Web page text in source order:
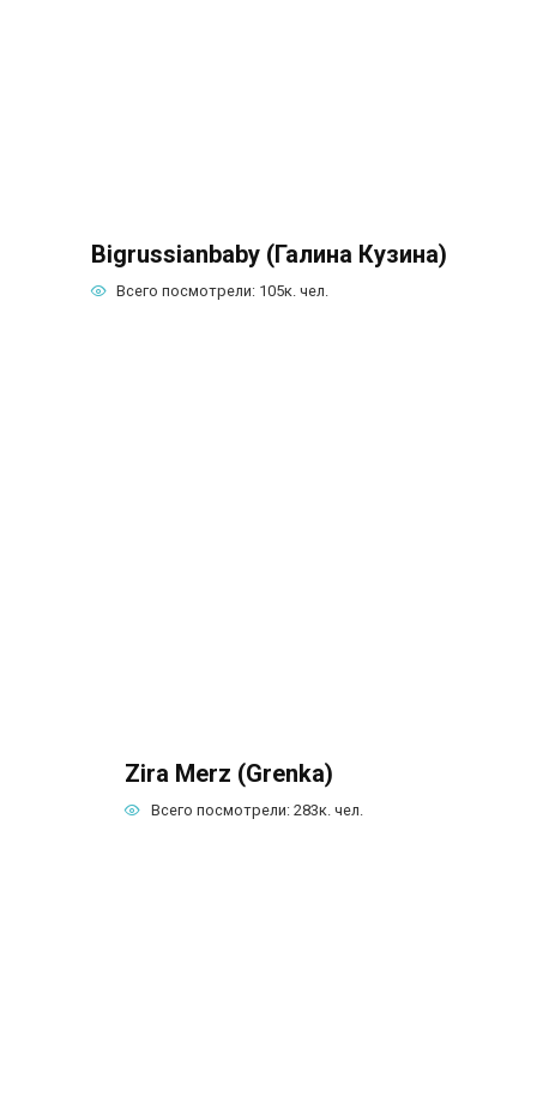
Bigrussianbaby (Галина Кузина)
Всего посмотрели: 105к. чел.
Zira Merz (Grenka)
Всего посмотрели: 283к. чел.